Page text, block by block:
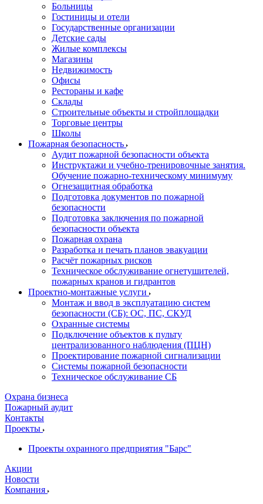
Больницы
Гостиницы и отели
Государственные организации
Детские сады
Жилые комплексы
Магазины
Недвижимость
Офисы
Рестораны и кафе
Склады
Строительные объекты и стройплощадки
Торговые центры
Школы
Пожарная безопасность
Аудит пожарной безопасности объекта
Инструктажи и учебно-тренировочные занятия.
Обучение пожарно-техническому минимуму
Огнезащитная обработка
Подготовка документов по пожарной
безопасности
Подготовка заключения по пожарной
безопасности объекта
Пожарная охрана
Разработка и печать планов эвакуации
Расчёт пожарных рисков
Техническое обслуживание огнетушителей,
пожарных кранов и гидрантов
Проектно-монтажные услуги
Монтаж и ввод в эксплуатацию систем
безопасности (СБ): ОС, ПС, СКУД
Охранные системы
Подключение объектов к пульту
централизованного наблюдения (ПЦН)
Проектирование пожарной сигнализации
Системы пожарной безопасности
Техническое обслуживание СБ
Охрана бизнеса
Пожарный аудит
Контакты
Проекты
Проекты охранного предприятия "Барс"
Акции
Новости
Компания